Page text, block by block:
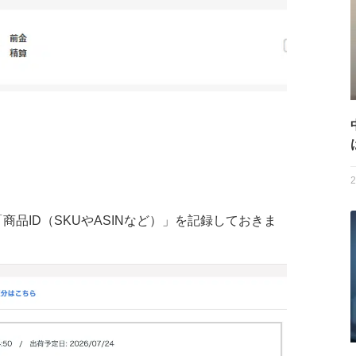
品ID（SKUやASINなど）」を記録しておきま